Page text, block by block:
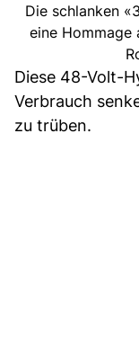
Die schlanken
eine Hommage
Diese 48-Volt-
Verbrauch
zu trüben.